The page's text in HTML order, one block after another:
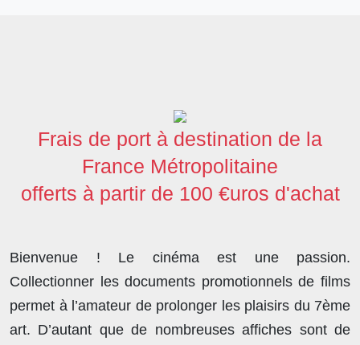
Frais de port à destination de la
France Métropolitaine
offerts à partir de 100 €uros d'achat
Bienvenue ! Le cinéma est une passion.
Collectionner les documents promotionnels de films
permet à l’amateur de prolonger les plaisirs du 7ème
art. D’autant que de nombreuses affiches sont de